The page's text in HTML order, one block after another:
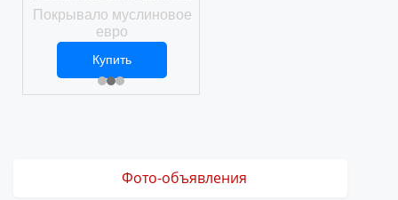
Покрывало муслиновое
евро
2 469 ₽
Купить
Фото-объявления